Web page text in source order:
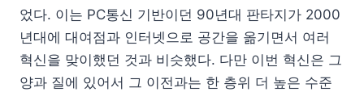
었다. 이는 PC통신 기반이던 90년대 판타지가 2000
년대에 대여점과 인터넷으로 공간을 옮기면서 여러
혁신을 맞이했던 것과 비슷했다. 다만 이번 혁신은 그
양과 질에 있어서 그 이전과는 한 층위 더 높은 수준